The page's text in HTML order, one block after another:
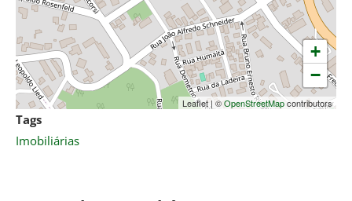
+
−
Leaflet| ©OpenStreetMapcontributors
Tags
Imobiliárias